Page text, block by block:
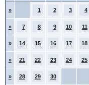
» 1 2 3 4
» 7 8 9 10 11
» 14 15 16 17 18
» 21 22 23 24 25
» 28 29 30